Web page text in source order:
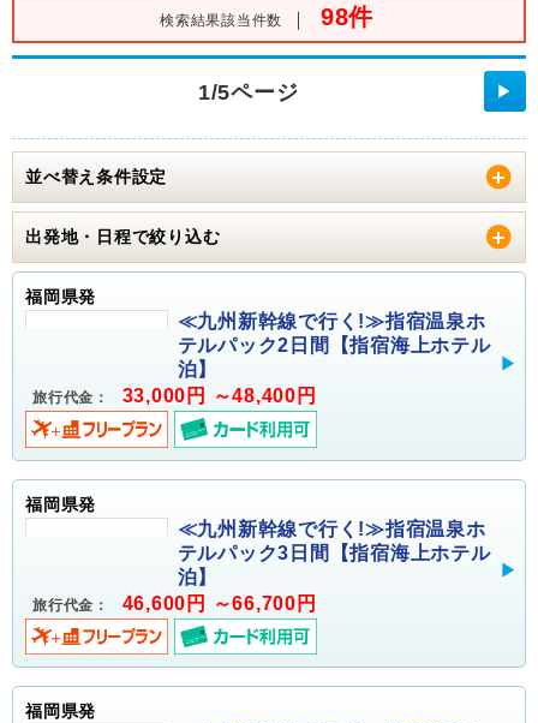
検索結果該当件数 ｜ 98件
1/5ページ ▶
並べ替え条件設定
出発地・日程で絞り込む
福岡県発
≪九州新幹線で行く!≫指宿温泉ホ
テルパック2日間【指宿海上ホテル
泊】
旅行代金： 33,000円 ～48,400円
福岡県発
≪九州新幹線で行く!≫指宿温泉ホ
テルパック3日間【指宿海上ホテル
泊】
旅行代金： 46,600円 ～66,700円
福岡県発